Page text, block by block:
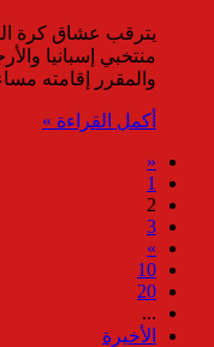
يترقب عشاق كرة
والمقرر إقامته
أكمل القراءة »
«
1
2
3
»
10
20
...
الأخيرة